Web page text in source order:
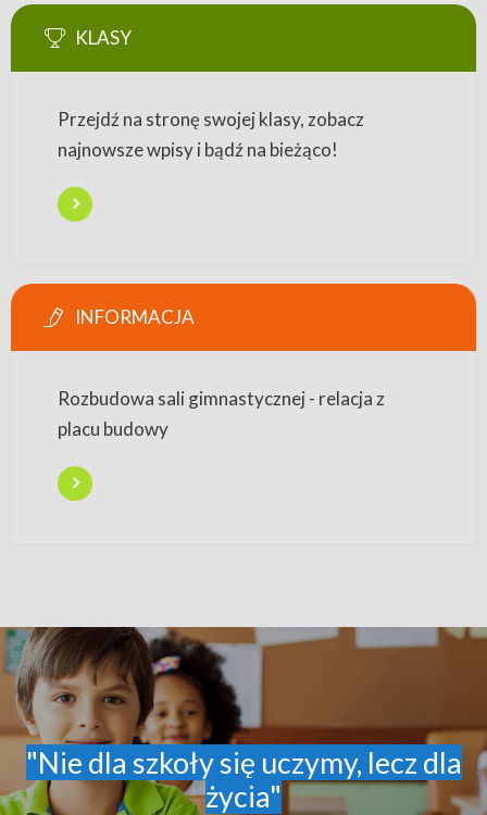
KLASY
Przejdź na stronę swojej klasy, zobacz
najnowsze wpisy i bądź na bieżąco!
INFORMACJA
Rozbudowa sali gimnastycznej - relacja z
placu budowy
"Nie dla szkoły się uczymy, lecz dla
życia"